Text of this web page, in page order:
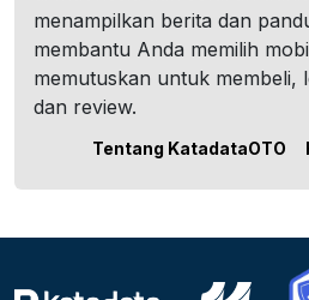
menampilkan berita dan
membantu Anda memilih
memutuskan untuk membeli,
dan review.
Tentang KatadataOTO